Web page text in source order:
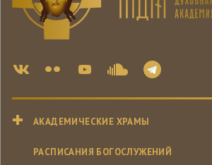
АКАДЕМИЧЕСКИЕ ХРАМЫ
РАСПИСАНИЯ БОГОСЛУЖЕНИЙ